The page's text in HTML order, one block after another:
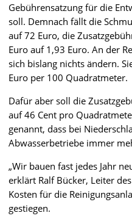
Gebührensatzung für die
soll. Demnach fällt die
auf 72 Euro, die
Euro auf 1,93 Euro. An der
sich bislang nichts ändern.
Euro per 100 Quadratmeter.
Dafür aber soll die
auf 46 Cent pro
genannt, dass bei
Abwasserbetriebe immer
„Wir bauen fast jedes Jahr
erklärt Ralf Bücker, Leiter
Kosten für die
gestiegen.